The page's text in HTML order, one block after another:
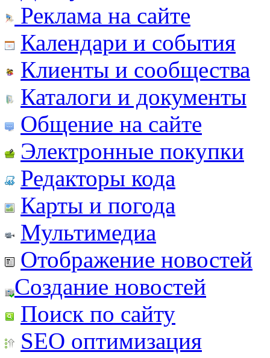
Реклама на сайте
Календари и события
Клиенты и сообщества
Каталоги и документы
Общение на сайте
Электронные покупки
Редакторы кода
Карты и погода
Мультимедиа
Отображение новостей
Создание новостей
Поиск по сайту
SEO оптимизация